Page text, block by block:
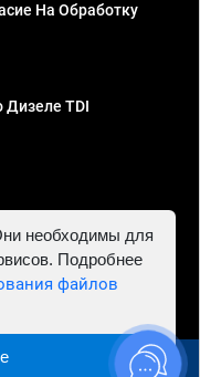
На Обработку
Дизеле TDI
781302555843,
и МО - Автосервис
необходимы для
Подробнее
файлов